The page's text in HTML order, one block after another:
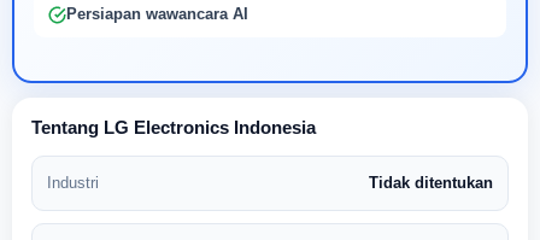
Persiapan wawancara AI
Tentang LG Electronics Indonesia
Industri Tidak ditentukan